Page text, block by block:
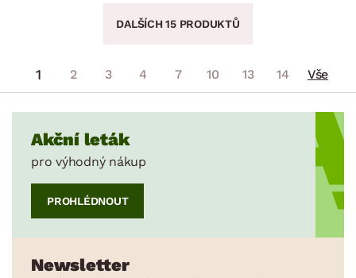
DALŠÍCH 15 PRODUKTŮ
1 2 3 4 7 10 13 14 Vše
Akční leták
pro výhodný nákup
PROHLÉDNOUT
Newsletter